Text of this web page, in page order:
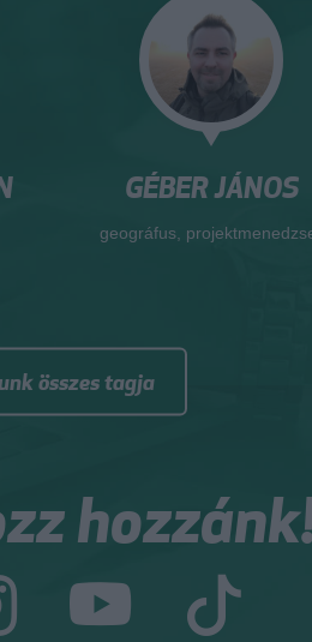
GÉBER JÁNOS
geográfus,
összes tagja